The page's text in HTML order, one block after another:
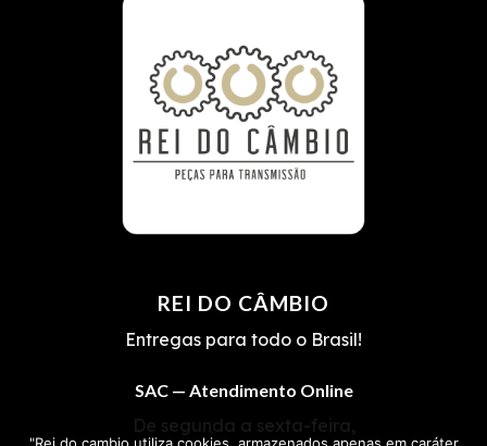
REI DO CÂMBIO
Entregas para todo o Brasil!
SAC — Atendimento Online
De segunda a sexta-feira,